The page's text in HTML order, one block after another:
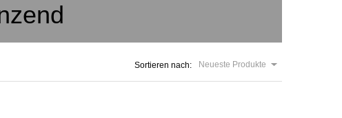
Sortieren nach: Neueste Produkte